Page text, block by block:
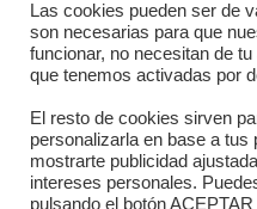
Las cookies pueden ser de
son necesarias para que
funcionar, no necesitan de
que tenemos activadas por
El resto de cookies sirven
personalizarla en base a tus
mostrarte publicidad
intereses personales.
pulsando el botón